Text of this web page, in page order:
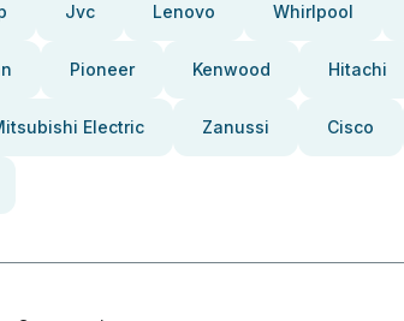
Jvc Lenovo Whirlpool
Pioneer Kenwood Hitachi
Electric Zanussi Cisco